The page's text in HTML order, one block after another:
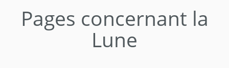
Pages concernant la
Lune